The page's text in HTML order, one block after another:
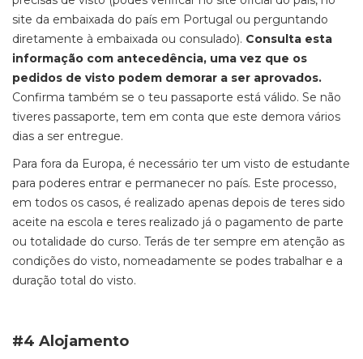
site da embaixada do país em Portugal ou perguntando
diretamente à embaixada ou consulado). Consulta esta
informação com antecedência, uma vez que os
pedidos de visto podem demorar a ser aprovados.
Confirma também se o teu passaporte está válido. Se não
tiveres passaporte, tem em conta que este demora vários
dias a ser entregue.
Para fora da Europa, é necessário ter um visto de estudante
para poderes entrar e permanecer no país. Este processo,
em todos os casos, é realizado apenas depois de teres sido
aceite na escola e teres realizado já o pagamento de parte
ou totalidade do curso. Terás de ter sempre em atenção as
condições do visto, nomeadamente se podes trabalhar e a
duração total do visto.
#4 Alojamento